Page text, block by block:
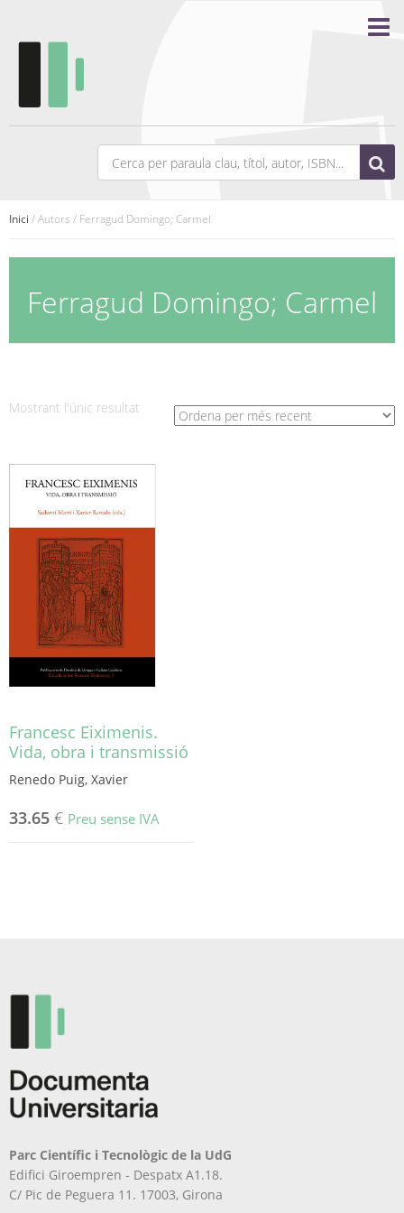
Inici / Autors / Ferragud Domingo; Carmel
Ferragud Domingo; Carmel
Mostrant l'únic resultat
Francesc Eiximenis.
Vida, obra i transmissió
Renedo Puig, Xavier
33.65 € Preu sense IVA
Parc Científic i Tecnològic de la UdG
Edifici Giroempren - Despatx A1.18.
C/ Pic de Peguera 11. 17003, Girona